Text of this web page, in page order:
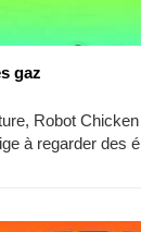
gaz
Robot
à regarder des